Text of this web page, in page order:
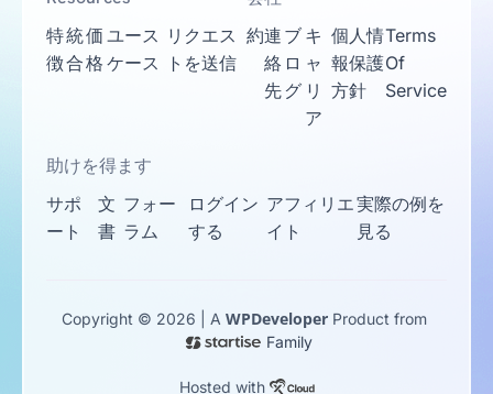
特
徴
統
合
価
格
ユース
ケース
リクエス
トを送信
約連
絡
先
ブ
ロ
グ
キ
ャ
リ
ア
個人情
報保護
方針
Terms
Of
Service
助けを得ます
サポ
ート
文
書
フォー
ラム
ログイン
する
アフィリエ
イト
実際の例を
見る
Copyright © 2026 | A WPDeveloper Product from
Family
Hosted with